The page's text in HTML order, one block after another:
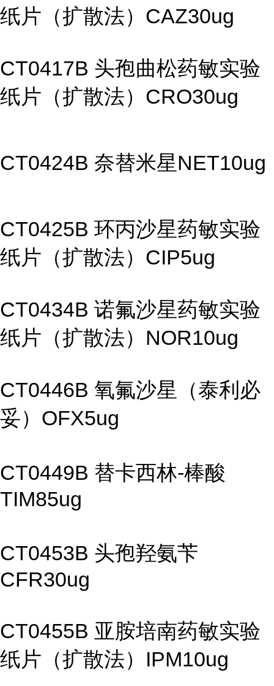
纸片（扩散法）CAZ30ug
CT0417B 头孢曲松药敏实验
纸片（扩散法）CRO30ug
CT0424B 奈替米星NET10ug
CT0425B 环丙沙星药敏实验
纸片（扩散法）CIP5ug
CT0434B 诺氟沙星药敏实验
纸片（扩散法）NOR10ug
CT0446B 氧氟沙星（泰利必
妥）OFX5ug
CT0449B 替卡西林-棒酸
TIM85ug
CT0453B 头孢羟氨苄
CFR30ug
CT0455B 亚胺培南药敏实验
纸片（扩散法）IPM10ug